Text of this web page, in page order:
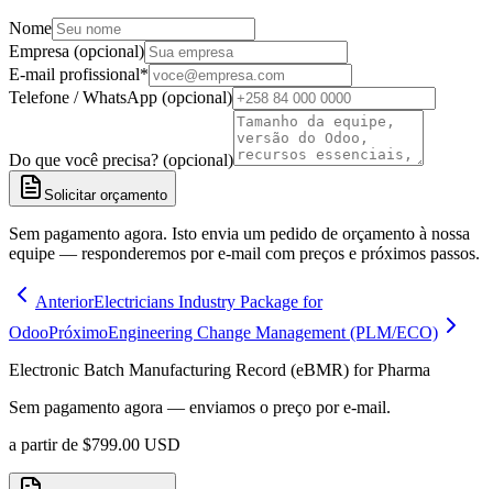
Nome
Empresa (opcional)
E-mail profissional*
Telefone / WhatsApp (opcional)
Do que você precisa? (opcional)
Solicitar orçamento
Sem pagamento agora. Isto envia um pedido de orçamento à nossa
equipe — responderemos por e-mail com preços e próximos passos.
AnteriorElectricians Industry Package for
OdooPróximoEngineering Change Management (PLM/ECO)
Electronic Batch Manufacturing Record (eBMR) for Pharma
Sem pagamento agora — enviamos o preço por e-mail.
a partir de $799.00 USD